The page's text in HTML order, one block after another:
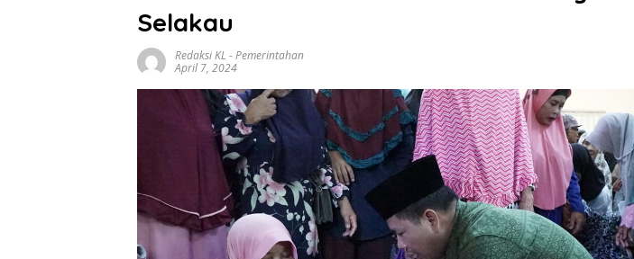
Selakau
Redaksi KL -Pemerintahan
April 7, 2024